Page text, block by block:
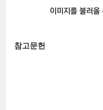
참고문헌